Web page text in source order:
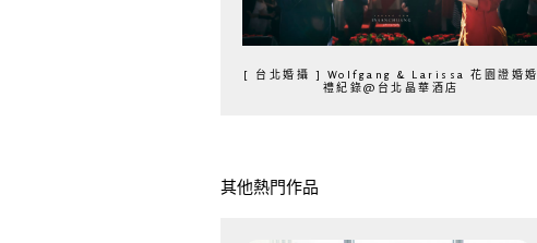
[ 台北婚攝 ] Wolfgang & Larissa 花園證婚婚
禮紀錄@台北晶華酒店
其他熱門作品